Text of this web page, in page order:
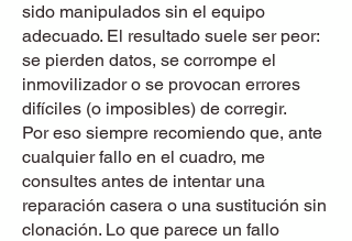
sido manipulados sin el equipo
adecuado. El resultado suele ser peor:
se pierden datos, se corrompe el
inmovilizador o se provocan errores
difíciles (o imposibles) de corregir.
Por eso siempre recomiendo que, ante
cualquier fallo en el cuadro, me
consultes antes de intentar una
reparación casera o una sustitución sin
clonación. Lo que parece un fallo